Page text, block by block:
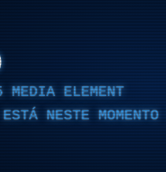
MEDIA ELEMENT
ESTÁ NESTE